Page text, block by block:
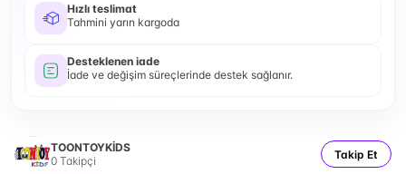
Hızlı teslimat
Tahmini yarın kargoda
Desteklenen iade
İade ve değişim süreçlerinde destek sağlanır.
TOONTOYKİDS
0 Takipçi Takip Et